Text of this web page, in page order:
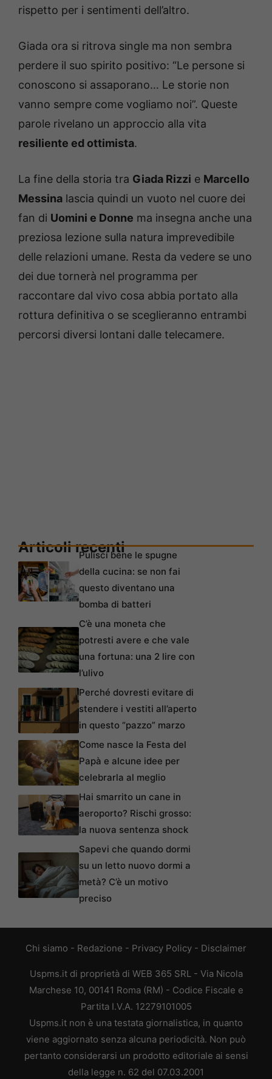
rispetto per i sentimenti dell’altro.
Giada ora si ritrova single ma non sembra
perdere il suo spirito positivo: “Le persone si
conoscono si assaporano… Le storie non
vanno sempre come vogliamo noi”. Queste
parole rivelano un approccio alla vita
resiliente ed ottimista.
La fine della storia tra Giada Rizzi e Marcello
Messina lascia quindi un vuoto nel cuore dei
fan di Uomini e Donne ma insegna anche una
preziosa lezione sulla natura imprevedibile
delle relazioni umane. Resta da vedere se uno
dei due tornerà nel programma per
raccontare dal vivo cosa abbia portato alla
rottura definitiva o se sceglieranno entrambi
percorsi diversi lontani dalle telecamere.
Articoli recentiPulisci bene le spugne
della cucina: se non fai
questo diventano una
bomba di batteri
C’è una moneta che
potresti avere e che vale
una fortuna: una 2 lire con
l’ulivo
Perché dovresti evitare di
stendere i vestiti all’aperto
in questo “pazzo” marzo
Come nasce la Festa del
Papà e alcune idee per
celebrarla al meglio
Hai smarrito un cane in
aeroporto? Rischi grosso:
la nuova sentenza shock
Sapevi che quando dormi
su un letto nuovo dormi a
metà? C’è un motivo
preciso
Chi siamo - Redazione - Privacy Policy - Disclaimer
Uspms.it di proprietà di WEB 365 SRL - Via Nicola
Marchese 10, 00141 Roma (RM) - Codice Fiscale e
Partita I.V.A. 12279101005
Uspms.it non è una testata giornalistica, in quanto
viene aggiornato senza alcuna periodicità. Non può
pertanto considerarsi un prodotto editoriale ai sensi
della legge n. 62 del 07.03.2001